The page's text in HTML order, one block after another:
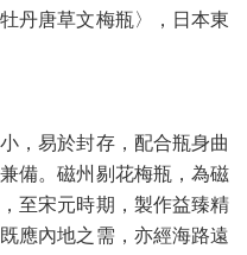
丹唐草文梅瓶〉，日本東
，易於封存，配合瓶身曲
備。磁州剔花梅瓶，為磁
至宋元時期，製作益臻精
應內地之需，亦經海路遠